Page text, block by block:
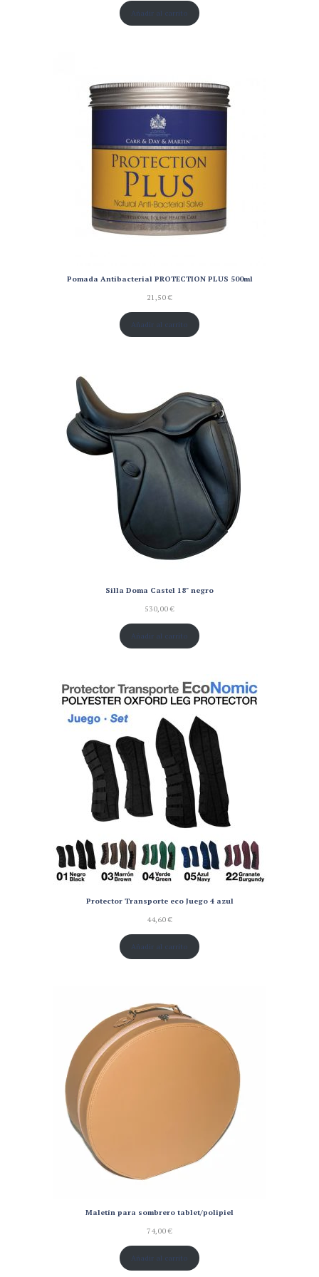
Añadir al carrito
Pomada Antibacterial PROTECTION PLUS 500ml
21,50€
Añadir al carrito
Silla Doma Castel 18" negro
530,00€
Añadir al carrito
Protector Transporte eco Juego 4 azul
44,60€
Añadir al carrito
Maletín para sombrero tablet/polipiel
74,00€
Añadir al carrito